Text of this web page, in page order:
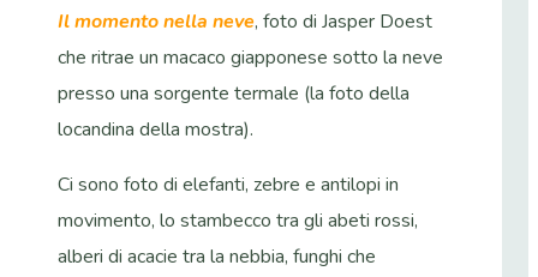
Il momento nella neve, foto di Jasper Doest
che ritrae un macaco giapponese sotto la neve
presso una sorgente termale (la foto della
locandina della mostra).
Ci sono foto di elefanti, zebre e antilopi in
movimento, lo stambecco tra gli abeti rossi,
alberi di acacie tra la nebbia, funghi che